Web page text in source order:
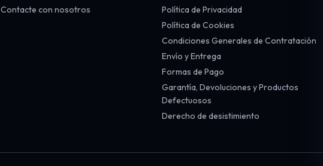
Contacte con nosotros
Política de Privacidad
Política de Cookies
Condiciones Generales de Contratación
Envío y Entrega
Formas de Pago
Garantía, Devoluciones y Productos
Defectuosos
Derecho de desistimiento